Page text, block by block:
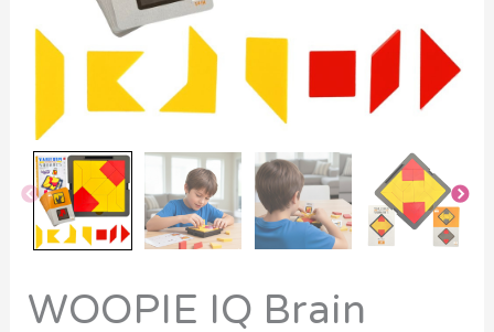
WOOPIE IQ Brain